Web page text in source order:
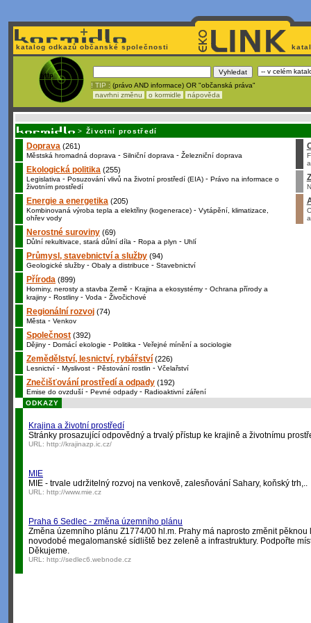
katalog odkazů občanské společnosti
! TIP : (právo AND informace) OR "občanská práva"
navrhni změnu
o kormidle nápověda
> Životní prostředí
Doprava (261)
Městská hromadná doprava - Silniční doprava - Železniční doprava
Ekologická politika (255)
Legislativa - Posuzování vlivů na životní prostředí (EIA) - Právo na informace o
životním prostředí
Energie a energetika (205)
Kombinovaná výroba tepla a elektřiny (kogenerace) - Vytápění, klimatizace,
ohřev vody
Nerostné suroviny (69)
Důlní rekultivace, stará důlní díla - Ropa a plyn - Uhlí
Průmysl, stavebnictví a služby (94)
Geologické služby - Obaly a distribuce - Stavebnictví
Příroda (899)
Horniny, nerosty a stavba Země - Krajina a ekosystémy - Ochrana přírody a
krajiny - Rostliny - Voda - Živočichové
Regionální rozvoj (74)
Města - Venkov
Společnost (392)
Dějiny - Domácí ekologie - Politika - Veřejné mínění a sociologie
Zemědělství, lesnictví, rybářství (226)
Lesnictví - Myslivost - Pěstování rostlin - Včelařství
Znečišťování prostředí a odpady (192)
Emise do ovzduší - Pevné odpady - Radioaktivní záření
ODKAZY
Krajina a životní prostředí
Stránky prosazující odpovědný a trvalý přístup ke krajině a životnímu
URL: http://krajinazp.ic.cz/
MIE
MIE - trvale udržitelný rozvoj na venkově, zalesňování Sahary, koňský trh,..
URL: http://www.mie.cz
Praha 6 Sedlec - změna územního plánu
Změna územního plánu Z1774/00 hl.m. Prahy má naprosto změnit
novodobé megalomanské sídliště bez zeleně a infrastruktury. Podpořte
Děkujeme.
URL: http://sedlec6.webnode.cz